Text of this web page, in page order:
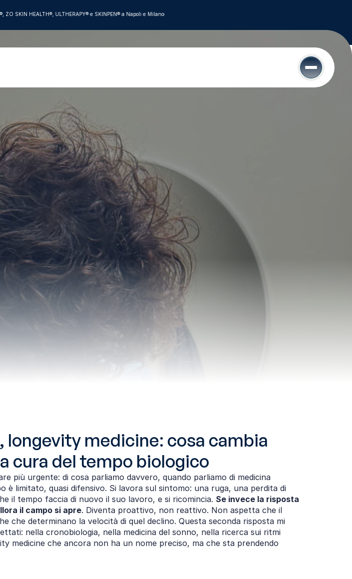
ZO SKIN HEALTH®, ULTHERAPY® e SKINPEN® a Napoli e Milano
medicine: cosa cambia
cura del tempo biologico
più urgente: di cosa parliamo davvero, quando parliamo di medicina
è limitato, quasi difensivo. Si lavora sul sintomo: una ruga, una perdita di
il tempo faccia di nuovo il suo lavoro, e si ricomincia. Se invece la risposta
il campo si apre. Diventa proattivo, non reattivo. Non aspetta che il
che determinano la velocità di quel declino. Questa seconda risposta mi
nella cronobiologia, nella medicina del sonno, nella ricerca sui ritmi
medicine che ancora non ha un nome preciso, ma che sta prendendo